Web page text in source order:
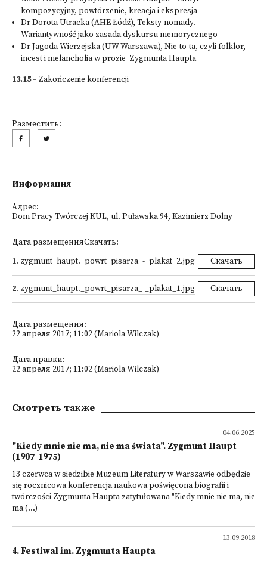
kompozycyjny, powtórzenie, kreacja i ekspresja
Dr Dorota Utracka (AHE Łódź), Teksty-nomady.
Wariantywność jako zasada dyskursu memorycznego
Dr Jagoda Wierzejska (UW Warszawa), Nie-to-ta, czyli folklor,
incest i melancholia w prozie Zygmunta Haupta
13.15 - Zakończenie konferencji
Разместить:
Информация
Адрес:
Dom Pracy Twórczej KUL, ul. Puławska 94, Kazimierz Dolny
Дата размещенияСкачать:
1. zygmunt_haupt._powrt_pisarza_-_plakat_2.jpg Скачать
2. zygmunt_haupt._powrt_pisarza_-_plakat_1.jpg Скачать
Дата размещения:
22 апреля 2017; 11:02 (Mariola Wilczak)
Дата правки:
22 апреля 2017; 11:02 (Mariola Wilczak)
Смотреть также
04.06.2025
"Kiedy mnie nie ma, nie ma świata". Zygmunt Haupt
(1907-1975)
13 czerwca w siedzibie Muzeum Literatury w Warszawie odbędzie
się rocznicowa konferencja naukowa poświęcona biografii i
twórczości Zygmunta Haupta zatytułowana "Kiedy mnie nie ma, nie
ma (...)
13.09.2018
4. Festiwal im. Zygmunta Haupta